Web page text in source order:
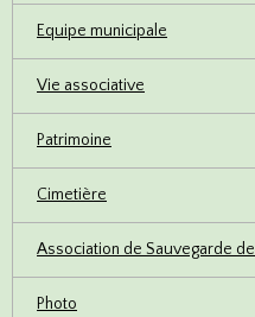
Equipe municipale
Vie associative
Patrimoine
Cimetière
Association de Sauvegarde de l
Photo